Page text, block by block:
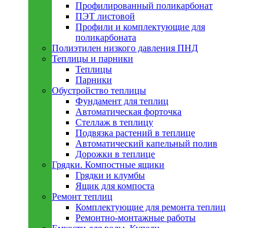
Профилированный поликарбонат
ПЭТ листовой
Профили и комплектующие для
поликарбоната
Полиэтилен низкого давления ПНД
Теплицы и парники
Теплицы
Парники
Обустройство теплицы
Фундамент для теплиц
Автоматическая форточка
Стеллаж в теплицу
Подвязка растений в теплице
Автоматический капельный полив
Дорожки в теплице
Грядки. Компостные ящики
Грядки и клумбы
Ящик для компоста
Ремонт теплиц
Комплектующие для ремонта теплиц
Ремонтно-монтажные работы